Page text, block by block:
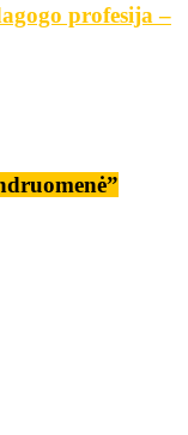
profesija –